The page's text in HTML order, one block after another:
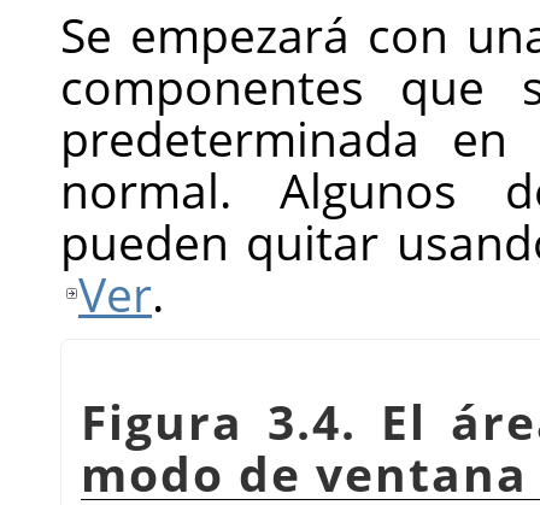
Se empezará con
componentes que
predeterminada
normal. Algunos
pueden quitar
Ver.
Figura 3.4. El
modo de